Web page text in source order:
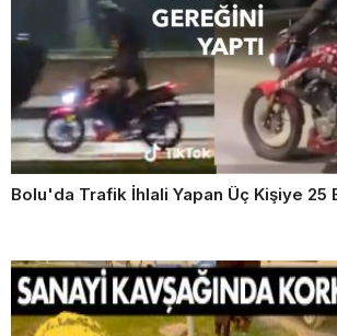
Bolu'da Trafik İhlali Yapan Üç Kişiye 25